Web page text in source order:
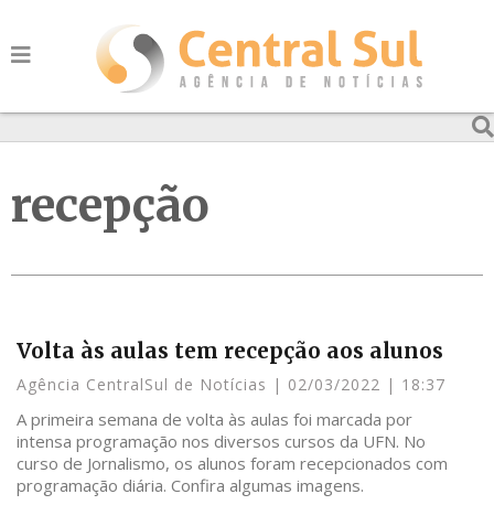
recepção
Volta às aulas tem recepção aos alunos
Agência CentralSul de Notícias 02/03/2022 18:37
A primeira semana de volta às aulas foi marcada por
intensa programação nos diversos cursos da UFN. No
curso de Jornalismo, os alunos foram recepcionados com
programação diária. Confira algumas imagens.